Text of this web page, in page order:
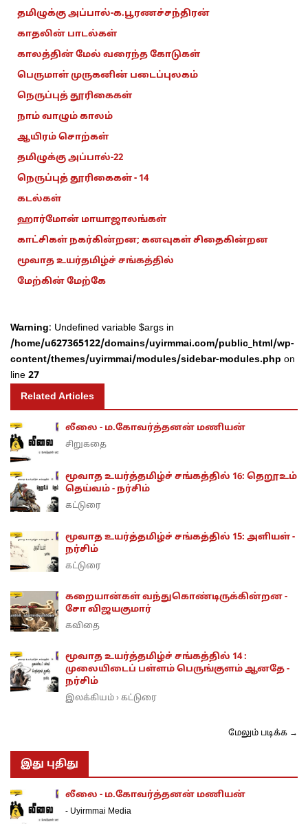
தமிழுக்கு அப்பால்-க.பூரணச்சந்திரன்
காதலின் பாடல்கள்
காலத்தின் மேல் வரைந்த கோடுகள்
பெருமாள் முருகனின் படைப்புலகம்
நெருப்புத் தூரிகைகள்
நாம் வாழும் காலம்
ஆயிரம் சொற்கள்
தமிழுக்கு அப்பால்-22
நெருப்புத் தூரிகைகள் - 14
கடல்கள்
ஹார்மோன் மாயாஜாலங்கள்
காட்சிகள் நகர்கின்றன; கனவுகள் சிதைகின்றன
மூவாத உயர்தமிழ்ச் சங்கத்தில்
மேற்கின் மேற்கே
Warning: Undefined variable $args in
/home/u627365122/domains/uyirmmai.com/public_html/wp-
content/themes/uyirmmai/modules/sidebar-modules.php on
line 27
Related Articles
லீலை - ம.கோவர்த்தனன் மணியன்
சிறுகதை
மூவாத உயர்த்தமிழ்ச் சங்கத்தில் 16: தெறூஉம்
தெய்வம் - நர்சிம்
கட்டுரை
மூவாத உயர்த்தமிழ்ச் சங்கத்தில் 15: அளியள் -
நர்சிம்
கட்டுரை
கறையான்கள் வந்துகொண்டிருக்கின்றன -
சோ விஜயகுமார்
கவிதை
மூவாத உயர்த்தமிழ்ச் சங்கத்தில் 14 :
முலையிடைப் பள்ளம் பெருங்குளம் ஆனதே -
நர்சிம்
இலக்கியம் › கட்டுரை
மேலும் படிக்க →
இது புதிது
லீலை - ம.கோவர்த்தனன் மணியன்
- Uyirmmai Media